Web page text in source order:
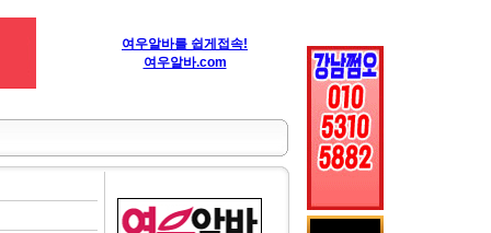
여우알바를 쉽게접속!
여우알바.com